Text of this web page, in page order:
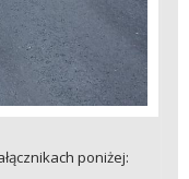
poniżej: